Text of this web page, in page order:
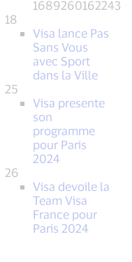
1689260162243
18
Visa lance Pas
Sans Vous
avec Sport
dans la Ville
25
Visa presente
son
programme
pour Paris
2024
26
Visa devoile la
Team Visa
France pour
Paris 2024